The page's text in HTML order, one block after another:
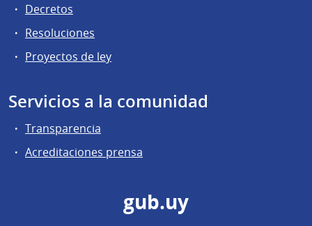
Decretos
Resoluciones
Proyectos de ley
Servicios a la comunidad
Transparencia
Acreditaciones prensa
gub.uy